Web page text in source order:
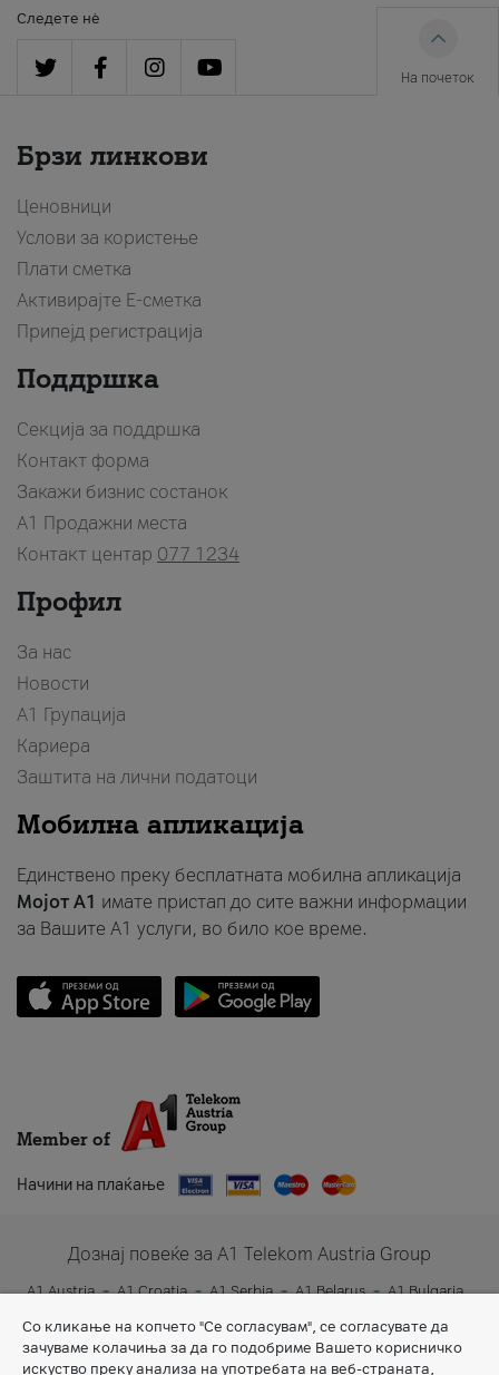
Следете нè
На почеток
Брзи линкови
Ценовници
Услови за користење
Плати сметка
Активирајте Е-сметка
Припејд регистрација
Поддршка
Секција за поддршка
Контакт форма
Закажи бизнис состанок
A1 Продажни места
Контакт центар 077 1234
Профил
За нас
Новости
А1 Групација
Кариера
Заштита на лични податоци
Мобилна апликација
Единствено преку бесплатната мобилна апликација
Мојот A1 имате пристап до сите важни информации
за Вашите A1 услуги, во било кое време.
Member of
Начини на плаќање
Дознај повеќе за A1 Telekom Austria Group
A1 Austria A1 Croatia A1 Serbia A1 Belarus
A1 Bulgaria
Со кликање на копчето "Се согласувам", се согласувате да
зачуваме колачиња за да го подобриме Вашето корисничко
искуство преку анализа на употребата на веб-страната,